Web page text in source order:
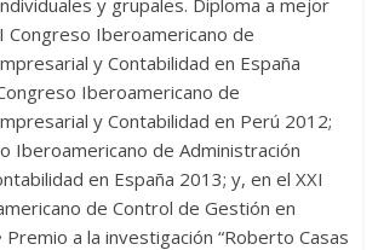
Congreso Iberoamericano de
y Contabilidad en España
Iberoamericano de
y Contabilidad en Perú 2012;
Iberoamericano de Administración
en España 2013; y, en el XXI
de Control de Gestión en
Premio a la investigación “Roberto Casas